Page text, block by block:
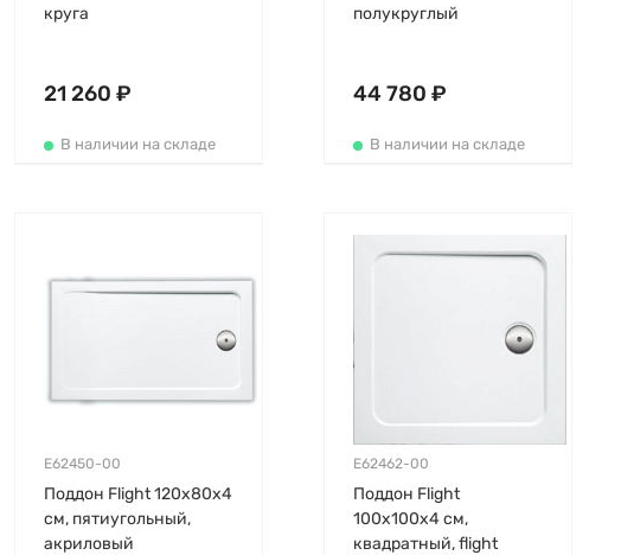
круга
21 260 ₽
В наличии на складе
полукруглый
44 780 ₽
В наличии на складе
E62450-00
Поддон Flight 120х80х4
см, пятиугольный,
акриловый
E62462-00
Поддон Flight
100х100х4 см,
квадратный, flight